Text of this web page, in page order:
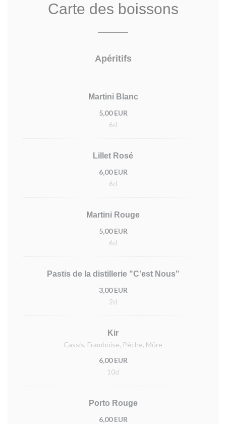
Carte des boissons
Apéritifs
Martini Blanc
5,00 EUR
6cl
Lillet Rosé
6,00 EUR
6cl
Martini Rouge
5,00 EUR
6cl
Pastis de la distillerie "C'est Nous"
3,00 EUR
2cl
Kir
Cassis, Framboise, Pêche, Mûre
6,00 EUR
10cl
Porto Rouge
6,00 EUR